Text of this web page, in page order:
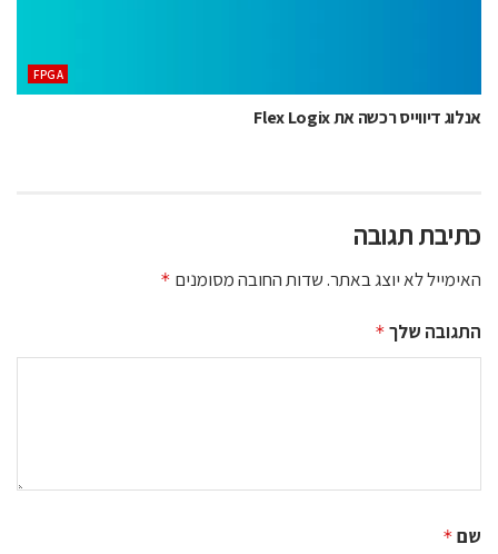
‫‪FPGA‬‬
אנלוג דיווייס רכשה את Flex Logix
כתיבת תגובה
האימייל לא יוצג באתר.שדות החובה מסומנים *
התגובה שלך *
שם *